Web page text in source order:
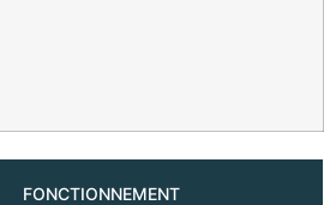
FONCTIONNEMENT